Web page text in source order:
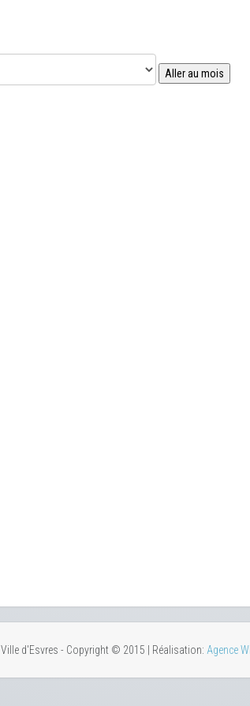
Aller au mois
Ville d'Esvres - Copyright © 2015 | Réalisation: Agence